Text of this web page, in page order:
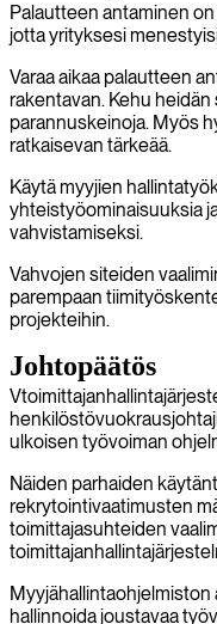
Palautteen antaminen
jotta yrityksesi
Varaa aikaa palautteen
rakentavan. Kehu
parannuskeinoja. Myös
ratkaisevan tärkeää.
Käytä myyjien
yhteistyöominaisuuksia
vahvistamiseksi.
Vahvojen siteiden
parempaan
projekteihin.
Johtopäätös
ulkoisen työvoiman
Näiden parhaiden
rekrytointivaatimusten
toimittajasuhteiden
Myyjähallintaohjelmiston
hallinnoida joustavaa